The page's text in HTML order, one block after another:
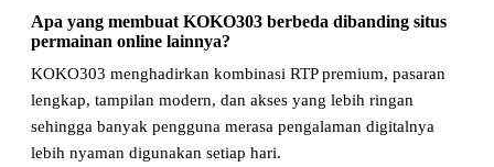
Apa yang membuat KOKO303 berbeda dibanding situs
permainan online lainnya?
KOKO303 menghadirkan kombinasi RTP premium, pasaran
lengkap, tampilan modern, dan akses yang lebih ringan
sehingga banyak pengguna merasa pengalaman digitalnya
lebih nyaman digunakan setiap hari.